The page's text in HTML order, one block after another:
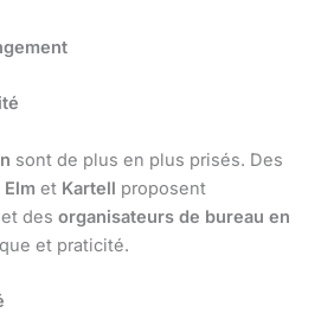
sont de plus en plus prisés. Des
et Kartell proposent
et des organisateurs de bureau en
et praticité.